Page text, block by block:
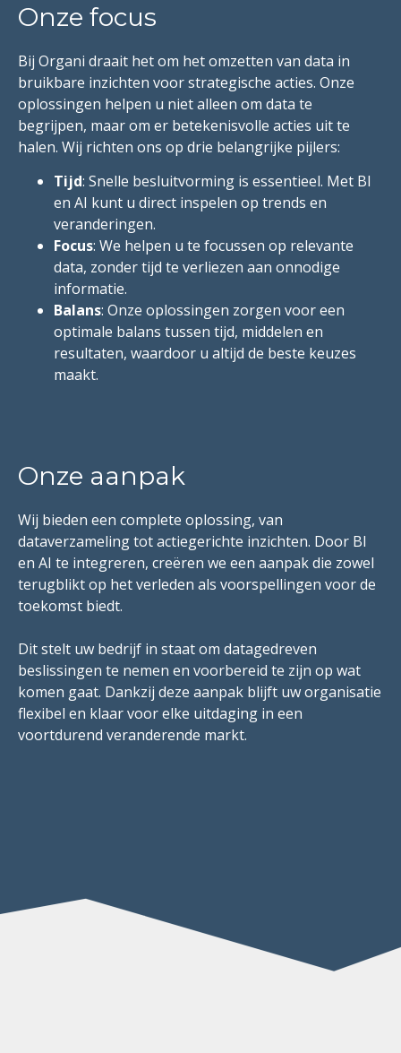
Onze focus
Bij Organi draait het om het omzetten van data in
bruikbare inzichten voor strategische acties. Onze
oplossingen helpen u niet alleen om data te
begrijpen, maar om er betekenisvolle acties uit te
halen. Wij richten ons op drie belangrijke pijlers:
Tijd: Snelle besluitvorming is essentieel. Met BI
en AI kunt u direct inspelen op trends en
veranderingen.
Focus: We helpen u te focussen op relevante
data, zonder tijd te verliezen aan onnodige
informatie.
Balans: Onze oplossingen zorgen voor een
optimale balans tussen tijd, middelen en
resultaten, waardoor u altijd de beste keuzes
maakt.
Onze aanpak
Wij bieden een complete oplossing, van
dataverzameling tot actiegerichte inzichten. Door BI
en AI te integreren, creëren we een aanpak die zowel
terugblikt op het verleden als voorspellingen voor de
toekomst biedt.
Dit stelt uw bedrijf in staat om datagedreven
beslissingen te nemen en voorbereid te zijn op wat
komen gaat. Dankzij deze aanpak blijft uw organisatie
flexibel en klaar voor elke uitdaging in een
voortdurend veranderende markt.